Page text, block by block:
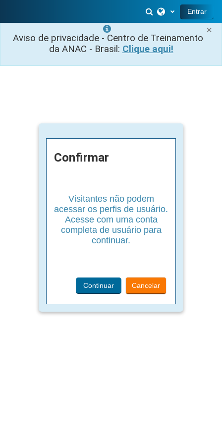
×
Aviso de privacidade - Centro de Treinamento
da ANAC - Brasil: Clique aqui!
Alternar entrada
Entrar
Confirmar
Visitantes não podem
acessar os perfis de usuário.
Acesse com uma conta
completa de usuário para
continuar.
Continuar Cancelar